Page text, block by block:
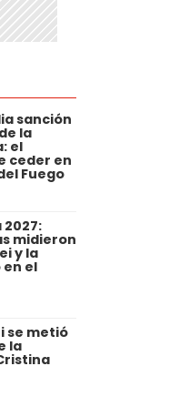
sanción
la
el
ceder en
Fuego
midieron
y la
en el
se metió
la